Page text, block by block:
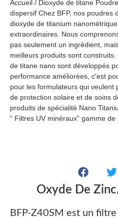
Accueil / Dioxyde de titane
dispersif Chez BFP, nos poudres
dioxyde de titanium
extraordinaires. Nous
pas seulement un ingrédient,
meilleurs produits sont
de titane nano sont développés
performance améliorées, c'est
pour les formulateurs qui veulent
de protection solaire et de soins
produits de spécialité Nano
“ Filtres UV minéraux” gamme de
Oxyde De
BFP-Z40SM est un